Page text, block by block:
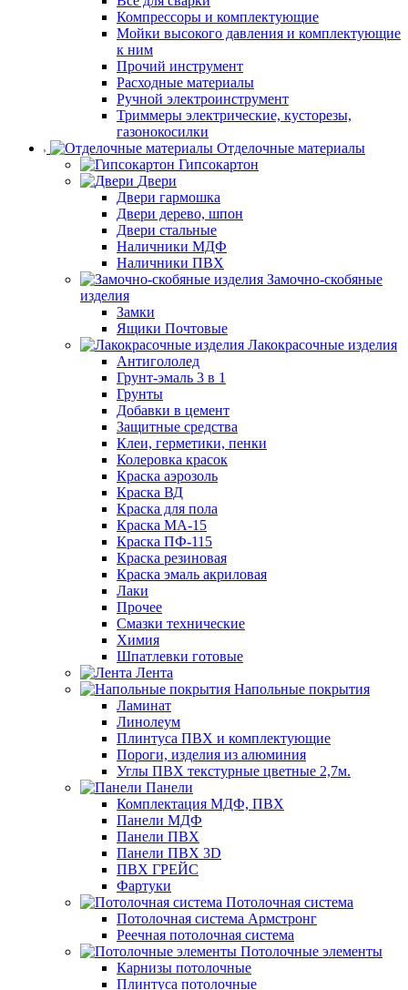
Компрессоры и комплектующие
Мойки высокого давления и комплектующие
к ним
Прочий инструмент
Расходные материалы
Ручной электроинструмент
Триммеры электрические, кусторезы,
газонокосилки
Отделочные материалы
Гипсокартон
Двери
Двери гармошка
Двери дерево, шпон
Двери стальные
Наличники МДФ
Наличники ПВХ
Замочно-скобяные
изделия
Замки
Ящики Почтовые
Лакокрасочные изделия
Антигололед
Грунт-эмаль 3 в 1
Грунты
Добавки в цемент
Защитные средства
Клеи, герметики, пенки
Колеровка красок
Краска аэрозоль
Краска ВД
Краска для пола
Краска МА-15
Краска ПФ-115
Краска резиновая
Краска эмаль акриловая
Лаки
Прочее
Смазки технические
Химия
Шпатлевки готовые
Лента
Напольные покрытия
Ламинат
Линолеум
Плинтуса ПВХ и комплектующие
Пороги, изделия из алюминия
Углы ПВХ текстурные цветные 2,7м.
Панели
Комплектация МДФ, ПВХ
Панели МДФ
Панели ПВХ
Панели ПВХ 3D
ПВХ ГРЕЙС
Фартуки
Потолочная система
Потолочная система Армстронг
Реечная потолочная система
Потолочные элементы
Карнизы потолочные
Плинтуса потолочные